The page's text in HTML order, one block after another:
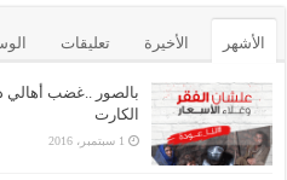
الأشهر الأخيرة تعليقات
بالصور ..غضب
الكارت
1 سبتمبر، 2016